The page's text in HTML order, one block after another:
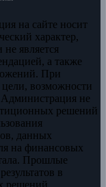
на сайте носит
характер,
является
а также
При
возможности
не
решений
данных
на финансовых
Прошлые
в